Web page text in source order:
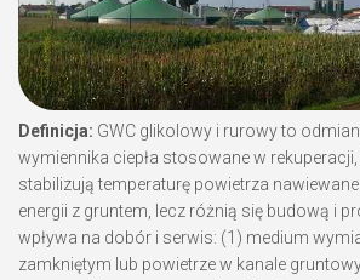
Definicja: GWC glikolowy i rurowy to
wymiennika ciepła stosowane w
stabilizują temperaturę powietrza
energii z gruntem, lecz różnią się budową i
wpływa na dobór i serwis: (1) medium
zamkniętym lub powietrze w kanale